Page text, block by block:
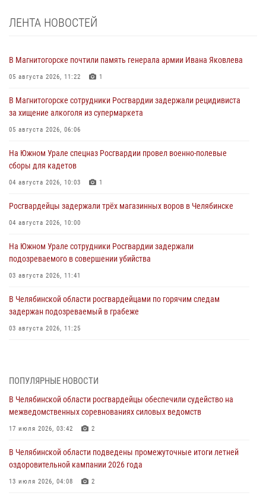
ЛЕНТА НОВОСТЕЙ
В Магнитогорске почтили память генерала армии Ивана Яковлева
05 августа 2026, 11:22 1
В Магнитогорске сотрудники Росгвардии задержали рецидивиста
за хищение алкоголя из супермаркета
05 августа 2026, 06:06
На Южном Урале спецназ Росгвардии провел военно-полевые
сборы для кадетов
04 августа 2026, 10:03 1
Росгвардейцы задержали трёх магазинных воров в Челябинске
04 августа 2026, 10:00
На Южном Урале сотрудники Росгвардии задержали
подозреваемого в совершении убийства
03 августа 2026, 11:41
В Челябинской области росгвардейцами по горячим следам
задержан подозреваемый в грабеже
03 августа 2026, 11:25
03 августа 2026, 09:22 1
Авиация Росгвардии совершила более 250 санитарных вылетов в
Донецкой Народной Республике
31 июля 2026, 11:33
Росгвардия обеспечивает безопасность граждан на южном
направлении
31 июля 2026, 11:32
ПОПУЛЯРНЫЕ НОВОСТИ
В Челябинской области росгвардейцы обеспечили судейство на
межведомственных соревнованиях силовых ведомств
17 июля 2026, 03:42 2
В Челябинской области подведены промежуточные итоги летней
оздоровительной кампании 2026 года
13 июля 2026, 04:08 2